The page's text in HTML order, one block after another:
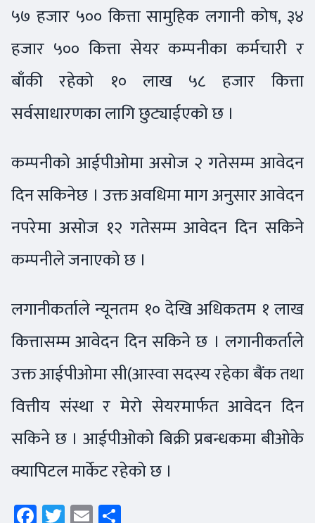
५७ हजार ५०० कित्ता सामुहिक लगानी कोष, ३४
हजार ५०० कित्ता सेयर कम्पनीका कर्मचारी र
बाँकी रहेको १० लाख ५८ हजार कित्ता
सर्वसाधारणका लागि छुट्याईएको छ ।
कम्पनीको आईपीओमा असोज २ गतेसम्म आवेदन
दिन सकिनेछ । उक्त अवधिमा माग अनुसार आवेदन
नपरेमा असोज १२ गतेसम्म आवेदन दिन सकिने
कम्पनीले जनाएको छ ।
लगानीकर्ताले न्यूनतम १० देखि अधिकतम १ लाख
कित्तासम्म आवेदन दिन सकिने छ । लगानीकर्ताले
उक्त आईपीओमा सी(आस्वा सदस्य रहेका बैंक तथा
वित्तीय संस्था र मेरो सेयरमार्फत आवेदन दिन
सकिने छ । आईपीओको बिक्री प्रबन्धकमा बीओके
क्यापिटल मार्केट रहेको छ ।